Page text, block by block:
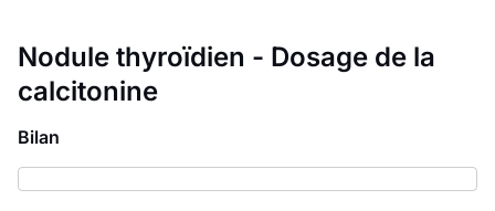
Nodule thyroïdien - Dosage de la
calcitonine
Bilan